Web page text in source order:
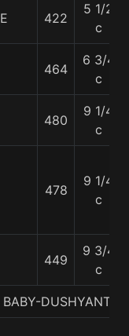
422
5 1/2
c
464
6 3/4
c
480
9 1/4
c
478
9 1/4
c
449
9 3/4
c
DUSHYANTOR